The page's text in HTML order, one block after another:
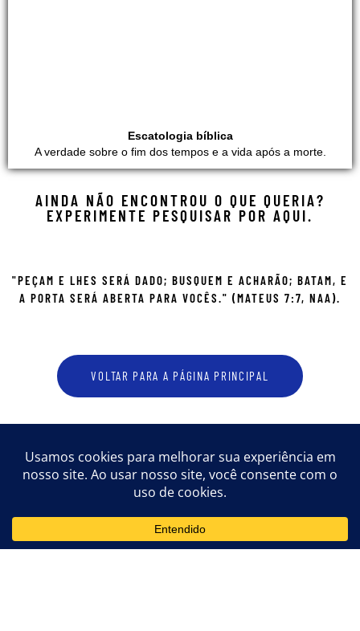
Escatologia bíblica
A verdade sobre o fim dos tempos e a vida após a morte.
AINDA NÃO ENCONTROU O QUE QUERIA?
EXPERIMENTE PESQUISAR POR AQUI.
"PEÇAM E LHES SERÁ DADO; BUSQUEM E ACHARÃO; BATAM, E
A PORTA SERÁ ABERTA PARA VOCÊS." (MATEUS 7:7, NAA).
VOLTAR PARA A PÁGINA PRINCIPAL